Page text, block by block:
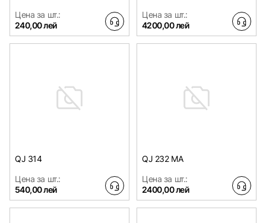
Цена за шт.:
240,00 лей
Цена за шт.:
4200,00 лей
QJ 314
Цена за шт.:
540,00 лей
QJ 232 MA
Цена за шт.:
2400,00 лей